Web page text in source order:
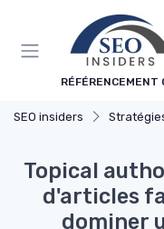
RÉFÉRENCEMENT
SEO insiders
Topical
d'articles
dominer
Panneau de gestion des